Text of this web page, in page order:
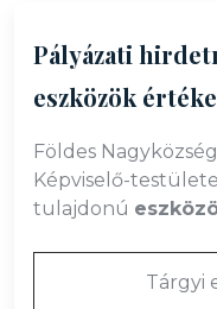
Pályázati
eszközök
Földes
Képviselő-
tulajdonú
Tárgyi